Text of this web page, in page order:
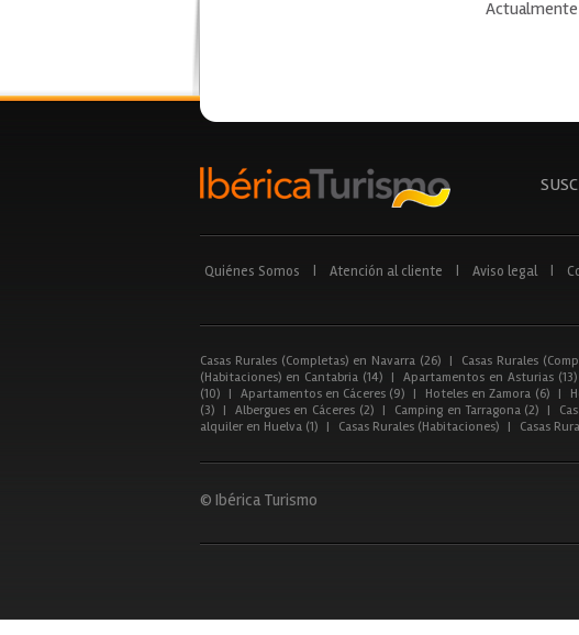
Actualmente
Quiénes Somos Atención al cliente Aviso legal
Casas Rurales (Completas) en Navarra (26) | Casas Rurales
(Habitaciones) en Cantabria (14)
| Apartamentos en Asturias (13)
(10)
| Apartamentos en Cáceres (9) | Hoteles en Zamora (6) |
(3)
| Albergues en Cáceres (2) | Camping en Tarragona (2) |
alquiler en Huelva (1)
| Casas Rurales (Habitaciones) | Casas
© Ibérica Turismo